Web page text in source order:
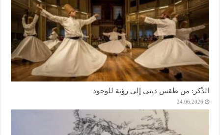
الذِّكر: من طقس ديني إلى رؤية للوجود
24.06.2026